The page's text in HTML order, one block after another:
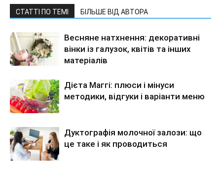
СТАТТІ ПО ТЕМІ БІЛЬШЕ ВІД АВТОРА
Весняне натхнення: декоративні
вінки із галузок, квітів та інших
матеріалів
Дієта Маггі: плюси і мінуси
методики, відгуки і варіанти меню
Дуктографія молочної залози: що
це таке і як проводиться